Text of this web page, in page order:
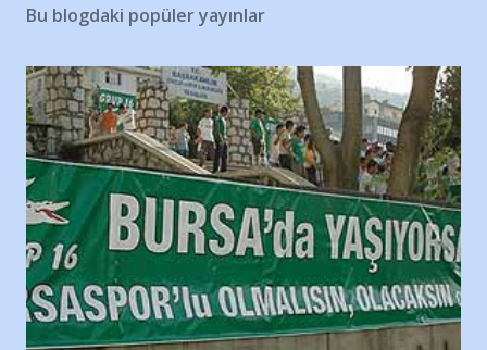
Bu blogdaki popüler yayınlar